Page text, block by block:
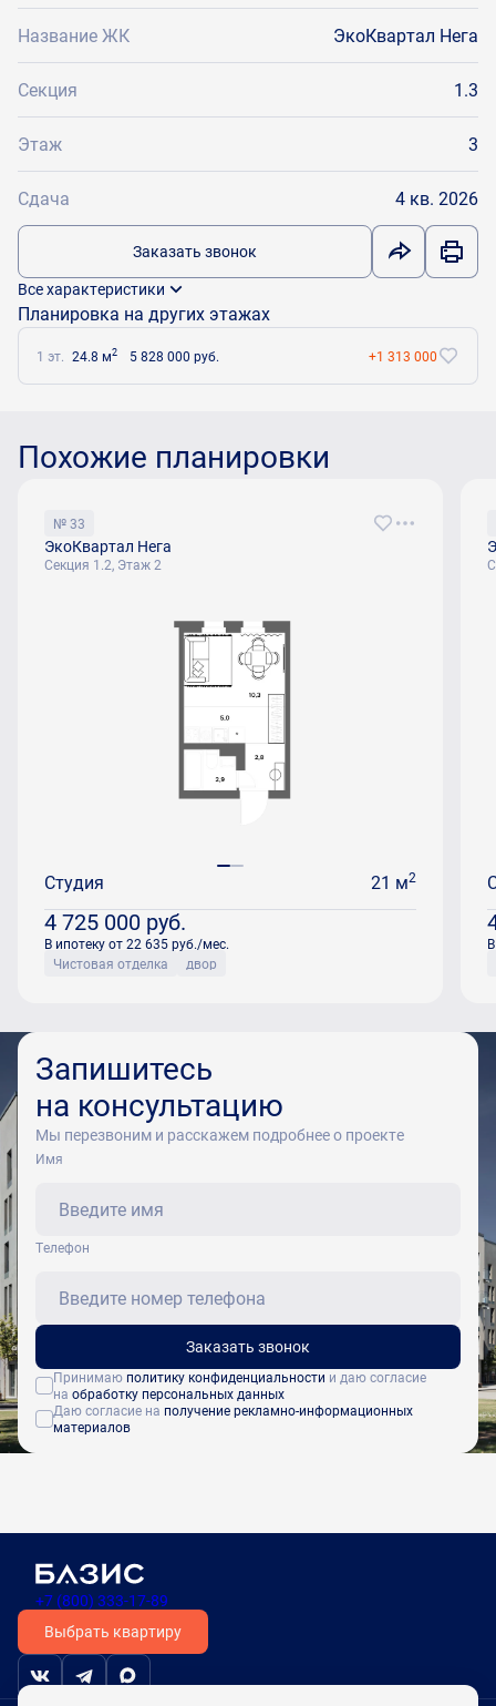
Название ЖК ЭкоКвартал Нега
Секция 1.3
Этаж 3
Сдача 4 кв. 2026
Заказать звонок
Все характеристики
Планировка на других этажах
1 эт. 24.8 м2 5 828 000 руб. +1 313 000
Похожие планировки
№ 33
ЭкоКвартал Нега
Секция 1.2, Этаж 2
Студия 21 м2
4 725 000 руб.
В ипотеку от 22 635 руб./мес.
Чистовая отделка
двор
Запишитесь
на консультацию
Мы перезвоним и расскажем подробнее о проекте
Имя
Tелефон
Заказать звонок
Принимаю политику конфиденциальности и даю согласие
на обработку персональных данных
Даю согласие на получение рекламно-информационных
материалов
+7 (800) 333-17-89
Выбрать квартиру